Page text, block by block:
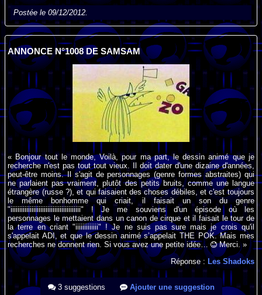
Postée le 09/12/2012.
ANNONCE N°1008 DE SAMSAM
« Bonjour tout le monde, Voilà, pour ma part, le dessin animé que je
recherche n'est pas tout tout vieux. Il doit dater d'une dizaine d'années,
peut-être moins. Il s'agit de personnages (genre formes abstraites) qui
ne parlaient pas vraiment, plutôt des petits bruits, comme une langue
étrangère (russe ?), et qui faisaient des choses débiles, et c'est toujours
le même bonhomme qui criait, il faisait un son du genre
"iiiiiiiiiiiiiiiiiiiiiiiiiiiiiiiiiiiiiiii" ! Je me souviens d'un épisode où les
personnages le mettaient dans un canon de cirque et il faisait le tour de
la terre en criant "iiiiiiiiiiiii" ! Je ne suis pas sure mais je crois qu'il
s'appelait ADI, et que le dessin animé s’appelait THE POK. Mais mes
recherches ne donnent rien. Si vous avez une petite idée…
Merci. »
Réponse :Les Shadoks
3 suggestions Ajouter une suggestion